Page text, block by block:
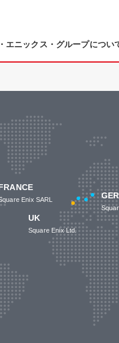
エニックス・グループについ
Enix SARL
UK
Square Enix Ltd.